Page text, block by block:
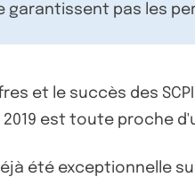
garantissent pas les
et le succès des
2019 est toute proche
été exceptionnelle